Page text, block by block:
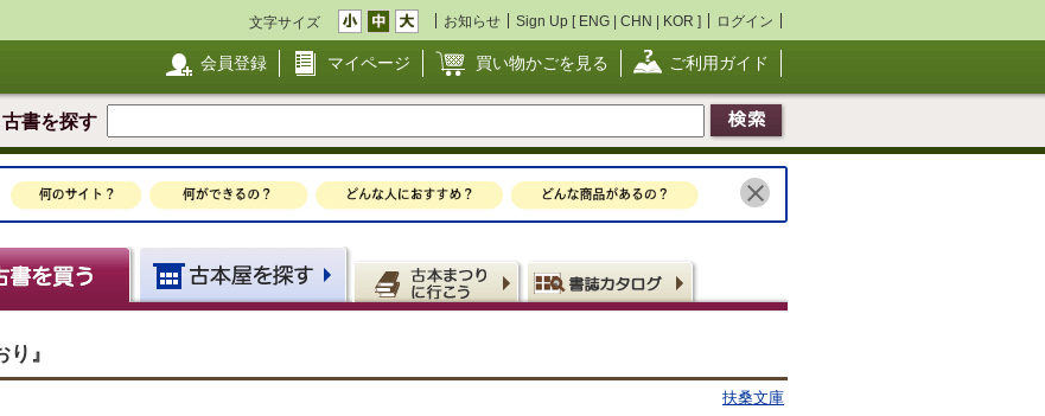
文字サイズ お知らせ Sign Up [ ENG | CHN | KOR ] ログイン
会員登録 マイページ 買い物かごを見る ご利用ガイド
古書を探す
』
扶桑文庫